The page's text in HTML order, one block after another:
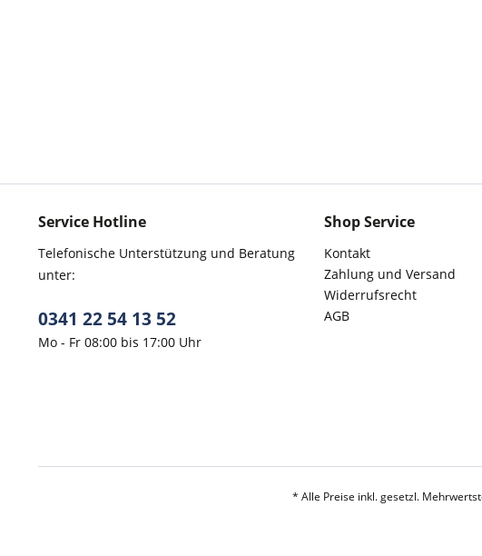
Service Hotline
Telefonische Unterstützung und Beratung
unter:
0341 22 54 13 52
Mo - Fr 08:00 bis 17:00 Uhr
Shop Service
Kontakt
Zahlung und Versand
Widerrufsrecht
AGB
* Alle Preise inkl. gesetzl.